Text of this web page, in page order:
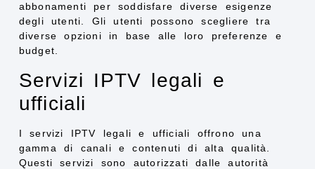
abbonamenti per soddisfare diverse esigenze
degli utenti. Gli utenti possono scegliere tra
diverse opzioni in base alle loro preferenze e
budget.
Servizi IPTV legali e
ufficiali
I servizi IPTV legali e ufficiali offrono una
gamma di canali e contenuti di alta qualità.
Questi servizi sono autorizzati dalle autorità